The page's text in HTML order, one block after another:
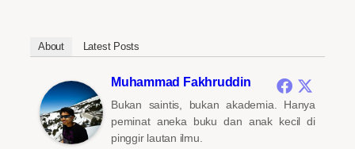
About Latest Posts
Muhammad Fakhruddin
Bukan saintis, bukan akademia. Hanya
peminat aneka buku dan anak kecil di
pinggir lautan ilmu.